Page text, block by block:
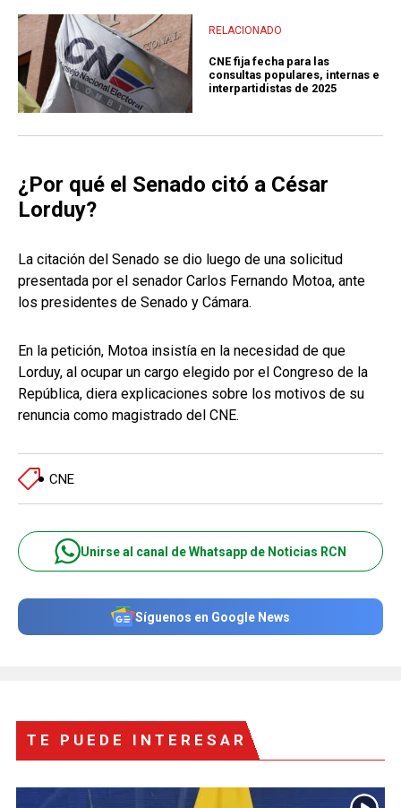
RELACIONADO
CNE fija fecha para las
consultas populares, internas e
interpartidistas de 2025
¿Por qué el Senado citó a César
Lorduy?
La citación del Senado se dio luego de una solicitud
presentada por el senador Carlos Fernando Motoa, ante
los presidentes de Senado y Cámara.
En la petición, Motoa insistía en la necesidad de que
Lorduy, al ocupar un cargo elegido por el Congreso de la
República, diera explicaciones sobre los motivos de su
renuncia como magistrado del CNE.
CNE
Unirse al canal de Whatsapp de Noticias RCN
Síguenos en Google News
TE PUEDE INTERESAR